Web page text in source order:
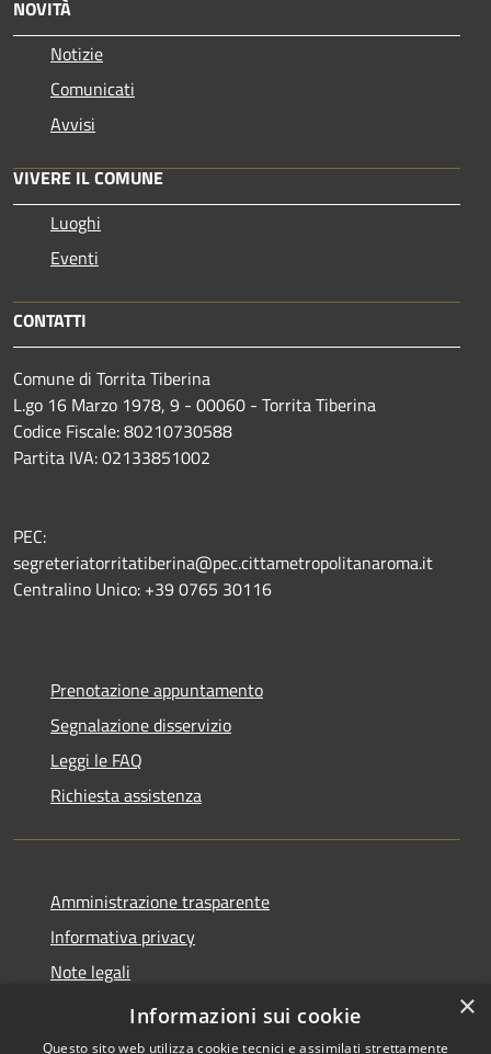
NOVITÀ
Notizie
Comunicati
Avvisi
VIVERE IL COMUNE
Luoghi
Eventi
CONTATTI
Comune di Torrita Tiberina
L.go 16 Marzo 1978, 9 - 00060 - Torrita Tiberina
Codice Fiscale: 80210730588
Partita IVA: 02133851002
PEC:
segreteriatorritatiberina@pec.cittametropolitanaroma.it
Centralino Unico: +39 0765 30116
Prenotazione appuntamento
Segnalazione disservizio
Leggi le FAQ
Richiesta assistenza
Amministrazione trasparente
Informativa privacy
Note legali
Dichiarazione di accessibilità
×
Informazioni sui cookie
Questo sito web utilizza cookie tecnici e assimilati strettamente